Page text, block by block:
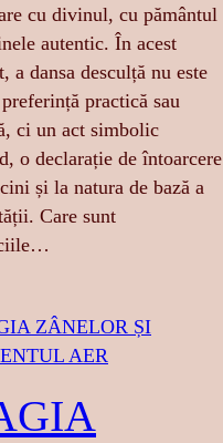
cu divinul, cu pământul
autentic. În acest
a dansa desculță nu este
practică sau
ci un act simbolic
o declarație de întoarcere
și la natura de bază a
​Care sunt